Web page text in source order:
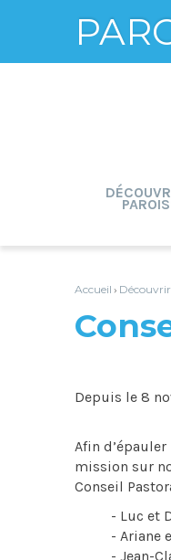
Accueil ›
Depuis le 8
Afin
mission sur
Conseil
- Luc et
- Ariane
- Jean-